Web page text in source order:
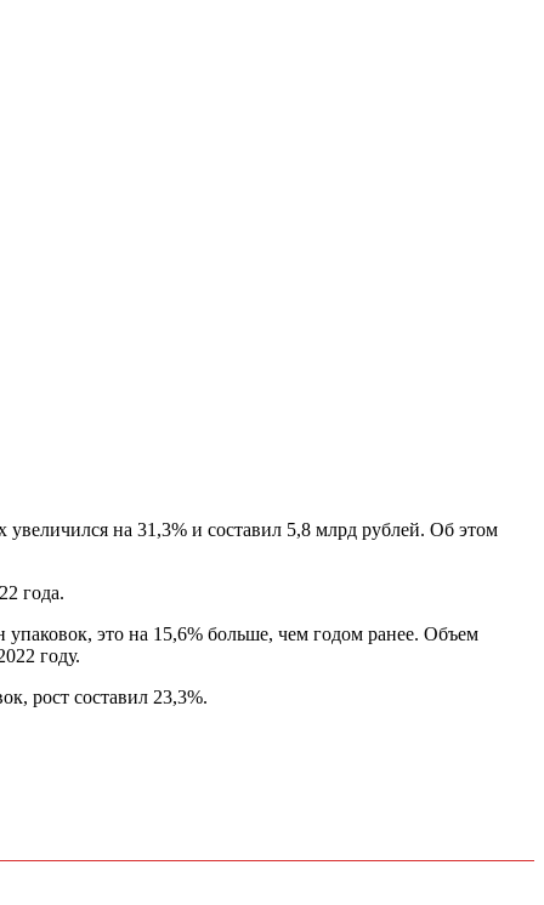
на 31,3% и составил 5,8 млрд рублей. Об этом
года.
это на 15,6% больше, чем годом ранее. Объем
году.
рост составил 23,3%.